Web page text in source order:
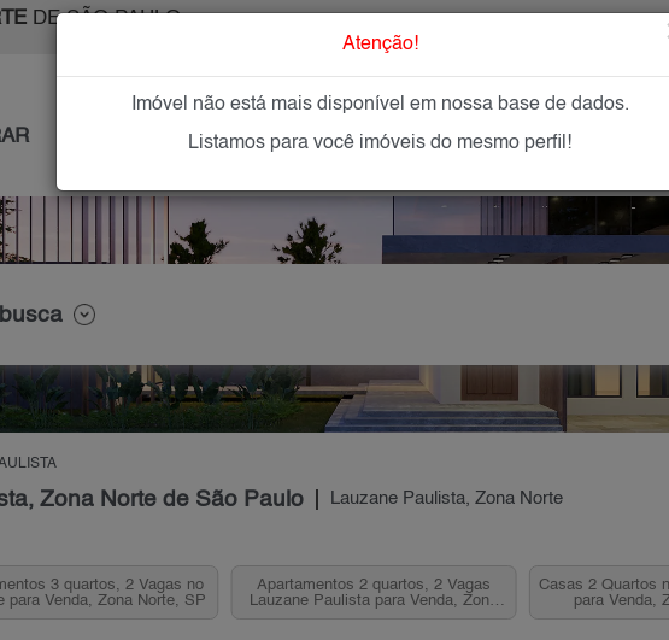
DE SÃO PAULO
IMÓVEIS NOVOS IMOBILIÁRIAS OFEREÇA
Zona Norte de São Paulo Lauzane Paulista, Zona Norte
3 quartos, 2 Vagas no
para Venda, Zona Norte, SP
Apartamentos 2 quartos, 2 Vagas
Lauzane Paulista para Venda, Zona
Casas 2 Quartos
para Venda,
Atenção!
Imóvel não está mais disponível em nossa base de dados.
Listamos para você imóveis do mesmo perfil!